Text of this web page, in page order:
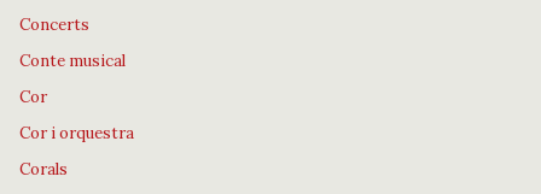
Concerts
Conte musical
Cor
Cor i orquestra
Corals